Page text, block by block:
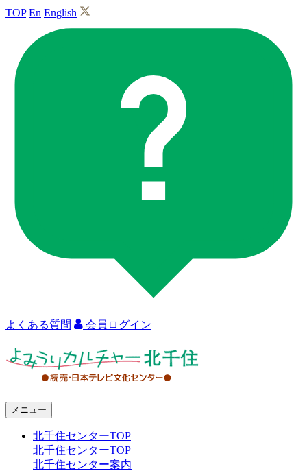
TOP En English
よくある質問 会員ログイン
メニュー
北千住センターTOP
北千住センターTOP
北千住センター案内